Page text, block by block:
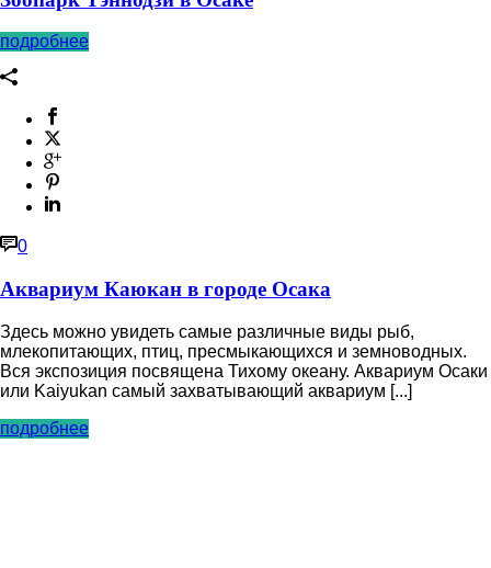
подробнее
0
Аквариум Каюкан в городе Осака
Здесь можно увидеть самые различные виды рыб,
млекопитающих, птиц, пресмыкающихся и земноводных.
Вся экспозиция посвящена Тихому океану. Аквариум Осаки
или Kaiyukan самый захватывающий аквариум [...]
подробнее